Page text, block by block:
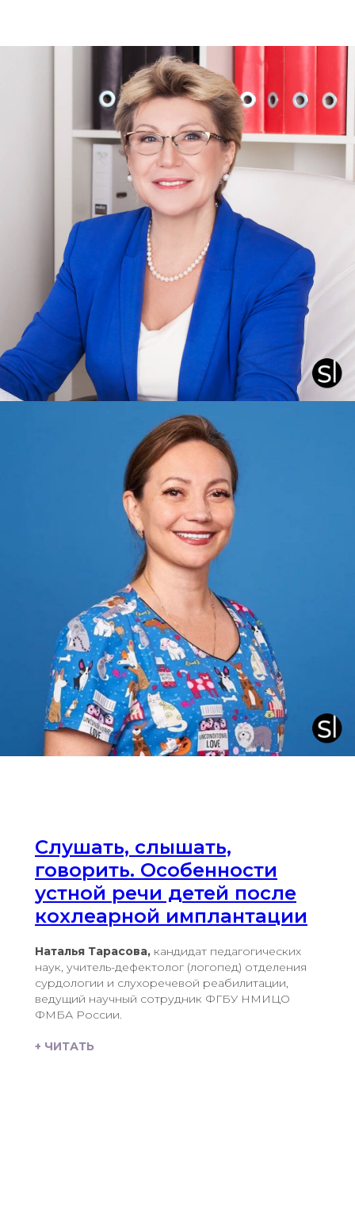
Слушать, слышать,
говорить. Особенности
устной речи детей после
кохлеарной имплантации
Наталья Тарасова, кандидат педагогических
наук, учитель-дефектолог (логопед) отделения
сурдологии и слухоречевой реабилитации,
ведущий научный сотрудник ФГБУ НМИЦО
ФМБА России.
+ ЧИТАТЬ